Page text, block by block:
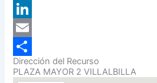
X
LinkedIn
Email
Compartir
Dirección del Recurso
PLAZA MAYOR 2 VILLALBILLA